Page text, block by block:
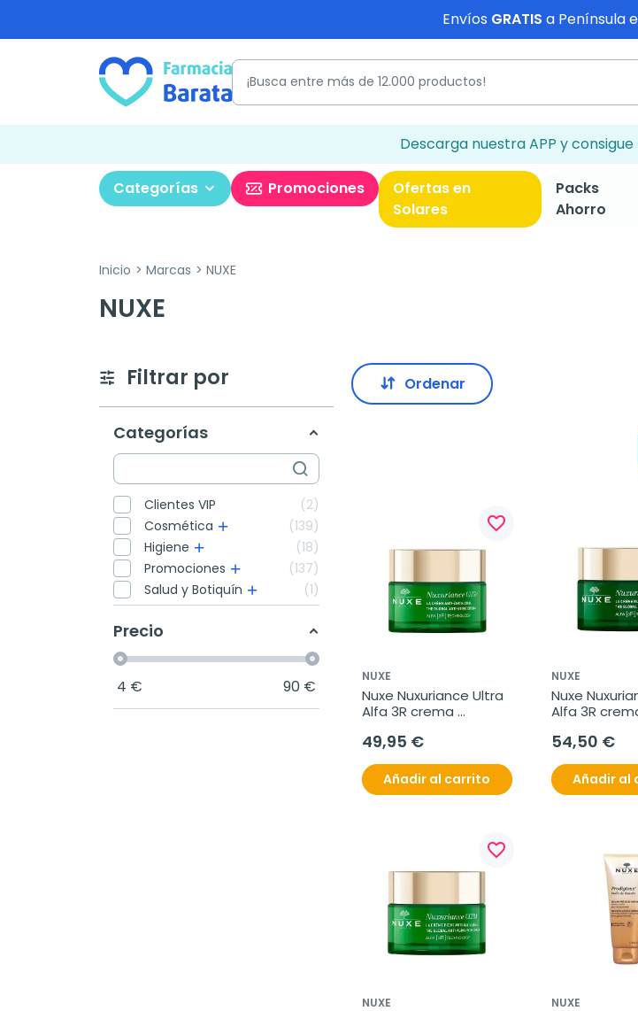
Envíos GRATIS a Península
Descarga nuestra APP y consigue
Categorías Promociones
Ofertas en
Solares
Packs
Ahorro
Inicio Marcas NUXE
NUXE
Filtrar por
Categorías
Clientes VIP
2
Cosmética
139
Higiene
18
Promociones
137
Salud y Botiquín
1
Precio
4 € 90 €
Ordenar
favorite_border
NUXE
Nuxe Nuxuriance Ultra
Alfa 3R crema
49,95 €
Añadir al carrito
NUXE
Nuxe
Alfa 3R
global, 50 ml
54,50 €
Añadir al
favorite_border
NUXE NUXE